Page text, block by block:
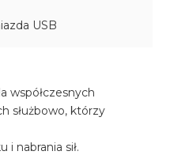
USB
współczesnych
służbowo, którzy
i nabrania sił.